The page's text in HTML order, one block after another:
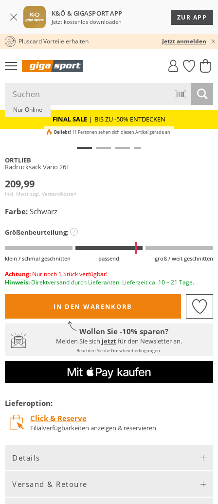
K&Ö & GIGASPORT APP
Jetzt kostenlos downloaden
ZUR APP
30 TAGE RÜCKGABERECHT
Pluscard Vorteile erhalten Jetzt anmelden
GIGASTYLE
FAHRRAD­
MUST-HAVE
FINAL SALE | BIS ZU -50% ENTDECKEN
Nur Online
Beliebt! 11 Personen sehen sich diesen Artikel gerade an
ORTLIEB
Radrucksack Vario 26L
209,99
inkl. Mwst zzgl. Versandkosten
Farbe: Schwarz
Größenbeurteilung: ?
klein / schmal geschnitten passend groß / weit geschnitten
Achtung: Nur noch 1 Stück verfügbar!
Hinweis: Direktversand durch Lieferanten. Lieferzeit ca. 10 – 21 Tage.
IN DEN WARENKORB
Wollen Sie -10% sparen?
Melden Sie sich jetztfür den Newsletter an.
Beachten Sie die Gutscheinbedingungen.
Lieferoption:
Click & Reserve
Filialverfügbarkeiten anzeigen & reservieren
Details
Versand & Retoure